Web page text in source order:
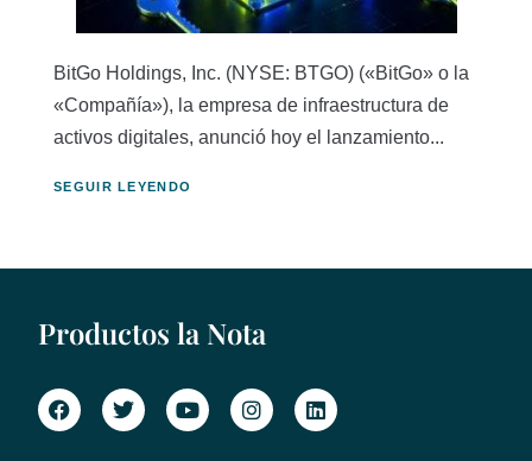
BitGo Holdings, Inc. (NYSE: BTGO) («BitGo» o la
«Compañía»), la empresa de infraestructura de
activos digitales, anunció hoy el lanzamiento...
SEGUIR LEYENDO
Productos la Nota